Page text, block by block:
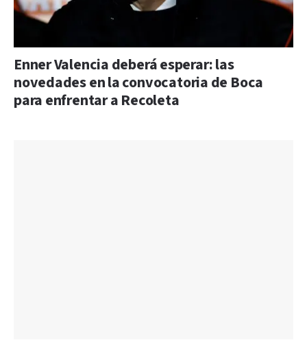
Enner Valencia deberá esperar: las
novedades en la convocatoria de Boca
para enfrentar a Recoleta